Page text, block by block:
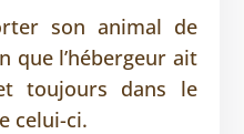
son animal de
que l’hébergeur ait
toujours dans le
celui-ci.